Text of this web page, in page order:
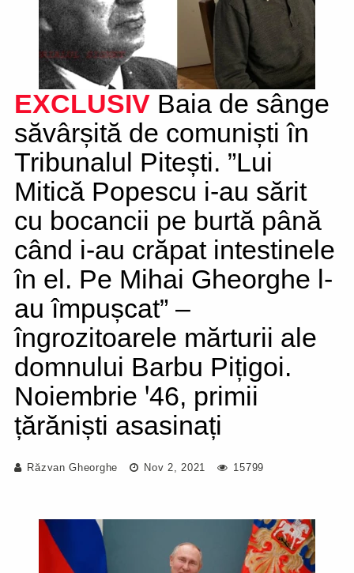
EXCLUSIV Baia de sânge
săvârșită de comuniști în
Tribunalul Pitești. ”Lui
Mitică Popescu i-au sărit
cu bocancii pe burtă până
când i-au crăpat intestinele
în el. Pe Mihai Gheorghe l-
au împușcat” –
îngrozitoarele mărturii ale
domnului Barbu Pițigoi.
Noiembrie ꞌ46, primii
țărăniști asasinați
Răzvan Gheorghe Nov 2, 2021 15799